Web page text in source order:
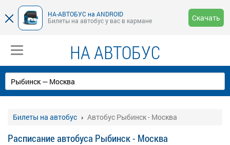
НА-АВТОБУС на ANDROID
Билеты на автобус у вас в кармане
Скачать
НА АВТОБУС
Билеты на автобус Автобус Рыбинск - Москва
Расписание автобуса Рыбинск - Москва